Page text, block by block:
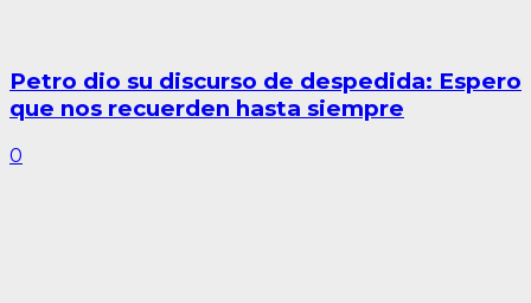
Petro dio su discurso de despedida: Espero
que nos recuerden hasta siempre
0